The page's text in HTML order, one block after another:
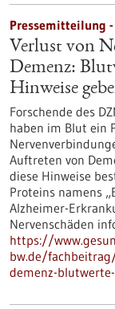
Pressemitteilung -
Verlust von
Demenz:
Hinweise
Forschende des
haben im Blut ein
Auftreten von
diese Hinweise
Proteins namens
Alzheimer-
Nervenschäden
https://
bw.de/
demenz-